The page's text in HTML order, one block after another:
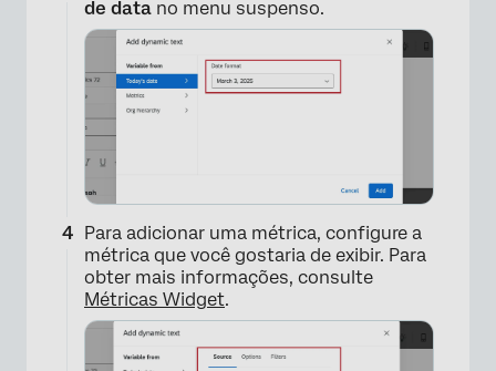
de data no menu suspenso.
Para adicionar uma métrica, configure a
métrica que você gostaria de exibir. Para
obter mais informações, consulte
Métricas Widget.